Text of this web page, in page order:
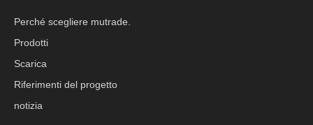
Perché scegliere mutrade.
Prodotti
Scarica
Riferimenti del progetto
notizia